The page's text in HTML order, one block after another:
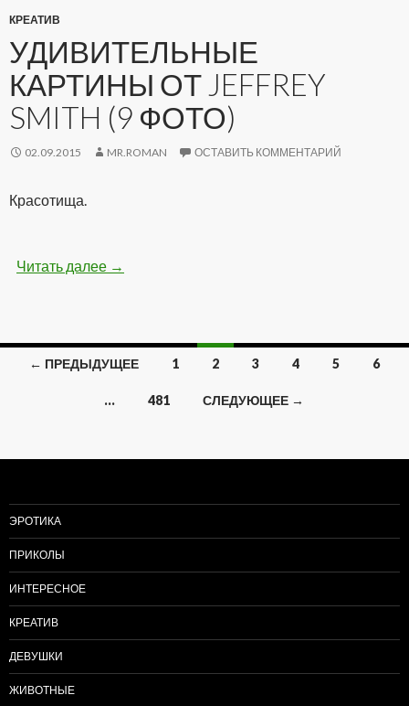
КРЕАТИВ
УДИВИТЕЛЬНЫЕ
КАРТИНЫ ОТ JEFFREY
SMITH (9 ФОТО)
02.09.2015 MR.ROMAN ОСТАВИТЬ КОММЕНТАРИЙ
Красотища.
Читать далее Удивительные картины от Jeffrey Smith (9
→
Навигация
записям
← ПРЕДЫДУЩЕЕ 1 2 3 4 5 6
… 481 СЛЕДУЮЩЕЕ →
ЭРОТИКА
ПРИКОЛЫ
ИНТЕРЕСНОЕ
КРЕАТИВ
ДЕВУШКИ
ЖИВОТНЫЕ